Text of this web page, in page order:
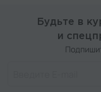
Будьте в
и